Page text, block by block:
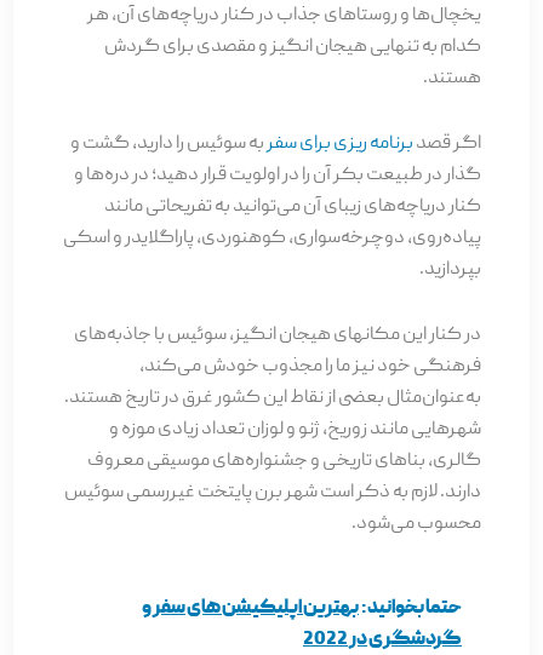
یخچال­‌ها و روستاهای جذاب در کنار دریاچه‌های آن، هر
کدام به تنهایی هیجان انگیز و مقصدی برای گردش
هستند.
اگر قصدبرنامه ریزی برای سفربه سوئیس را دارید، گشت و
گذار در طبیعت بکر آن را در اولویت قرار دهید؛ در دره‌­ها و
کنار دریاچه­‌های زیبای آن می­‌توانید به تفریحاتی مانند
پیاده‌روی، دوچرخه‌سواری، کوهنوردی، پاراگلایدر و اسکی
بپردازید.
در کنار این مکان­های هیجان انگیز، سوئیس با جاذبه­‌های
فرهنگی خود نیز ما را مجذوب خودش می­‌کند،
به‌عنوان‌مثال بعضی از نقاط این کشور غرق در تاریخ هستند.
شهرهایی مانند زوریخ، ژنو و لوزان تعداد زیادی موزه و
گالری، بناهای تاریخی و جشنواره­‌های موسیقی معروف
دارند. لازم به ذکر است شهر برن پایتخت غیررسمی سوئیس
محسوب می‌شود.
حتما بخوانید:بهترین اپلیکیشن های سفر و
گردشگری در 2022